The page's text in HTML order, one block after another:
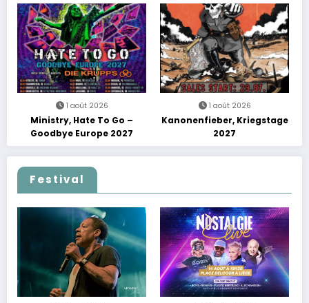
découvertes et énergie
reggae
1 août 2026
Ministry, Hate To Go –
Goodbye Europe 2027
1 août 2026
Kanonenfieber, Kriegstage
2027
Festival